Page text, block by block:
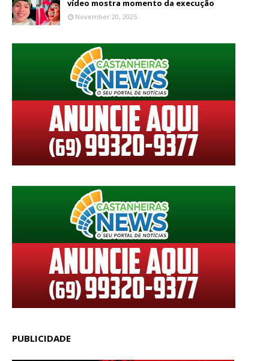
vídeo mostra momento da execução
November 20, 2025
PUBLICIDADE